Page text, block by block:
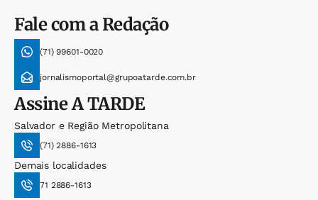
Fale com a Redação
(71) 99601-0020
jornalismoportal@grupoatarde.com.br
AssineA TARDE
Salvador e Região Metropolitana
(71) 2886-1613
Demais localidades
71 2886-1613